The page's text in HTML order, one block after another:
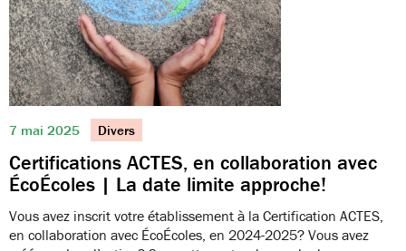
7 mai 2025 Divers
Certifications ACTES, en collaboration avec
ÉcoÉcoles | La date limite approche!
Vous avez inscrit votre établissement à la Certification ACTES,
en collaboration avec ÉcoÉcoles, en 2024-2025? Vous avez